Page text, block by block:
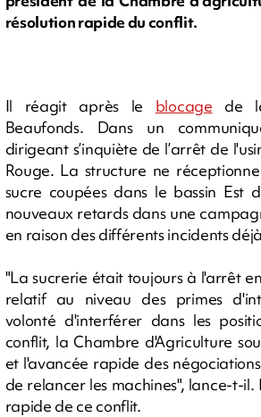
résolution rapide du conflit.
Il réagit après le blocage de
Beaufonds. Dans un
dirigeant s’inquiète de l’arrêt de
Rouge. La structure ne
sucre coupées dans le bassin Est
nouveaux retards dans une
en raison des différents incidents
"La sucrerie était toujours à l'arrêt
relatif au niveau des primes
volonté d'interférer dans les
conflit, la Chambre d'Agriculture
et l'avancée rapide des
de relancer les machines", lance-t-il.
rapide de ce conflit.